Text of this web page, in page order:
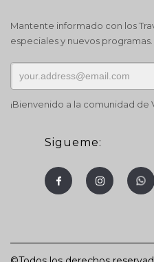
Mantente informado con los
especiales y nuevos programas.
¡Bienvenido a la comunidad de
Sigueme: